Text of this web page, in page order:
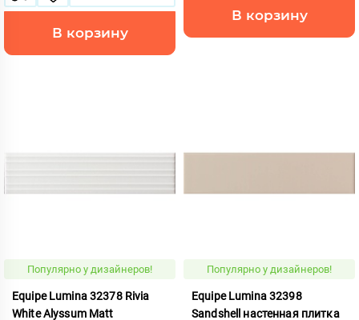
В корзину
В корзину
Популярно у дизайнеров!
Equipe Lumina 32378 Rivia
White Alyssum Matt
Популярно у дизайнеров!
Equipe Lumina 32398
Sandshell настенная плитка